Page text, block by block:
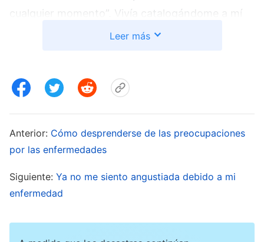
cualquier momento”. Vivía catalogándome a mí
misma, hacía mis deberes de manera rutinaria a
trabajo, no quería ayudar, pensaba: “¿Cómo
calibre? Si digo algo equivocado, ¿acaso eso no
probará aún más que tengo escaso calibre?”.
a otros un calibre tan bueno, mientras que el mío
era tan escaso. Durante esa época, los
hermanos y hermanas me recordaron que me
centrara en la entrada en la vida y en escribir
Leer más
Anterior: Cómo desprenderse de las preocupaciones
por las enfermedades
Siguiente: Ya no me siento angustiada debido a mi
enfermedad